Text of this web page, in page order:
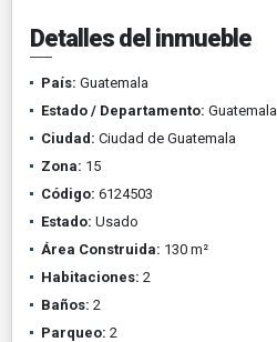
Detalles del inmueble
País: Guatemala
Estado / Departamento: Guatemala
Ciudad: Ciudad de Guatemala
Zona: 15
Código: 6124503
Estado: Usado
Área Construida: 130 m²
Habitaciones: 2
Baños: 2
Parqueo: 2